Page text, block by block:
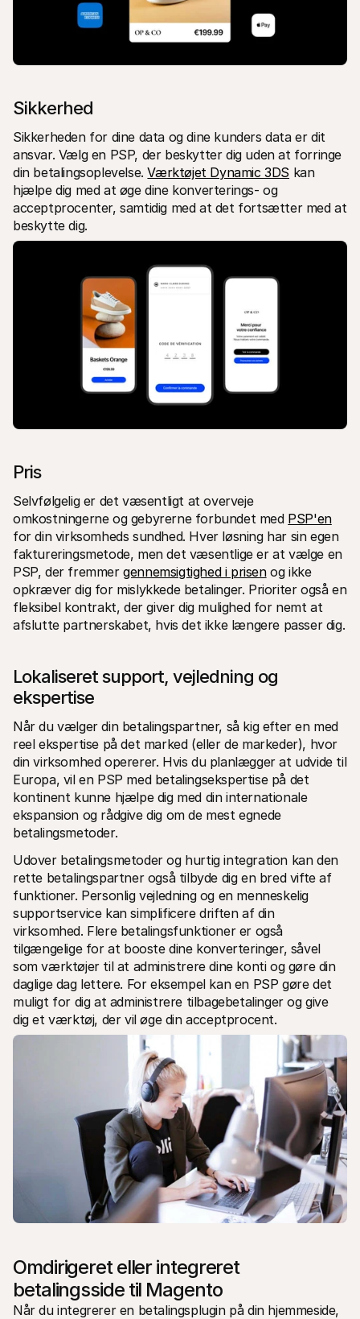
Sikkerhed
Sikkerheden for dine data og dine kunders data er dit
ansvar. Vælg en PSP, der beskytter dig uden at forringe
din betalingsoplevelse. Værktøjet Dynamic 3DS kan
hjælpe dig med at øge dine konverterings- og
acceptprocenter, samtidig med at det fortsætter med at
beskytte dig.
Pris
Selvfølgelig er det væsentligt at overveje
omkostningerne og gebyrerne forbundet med PSP'en
for din virksomheds sundhed. Hver løsning har sin egen
faktureringsmetode, men det væsentlige er at vælge en
PSP, der fremmer gennemsigtighed i prisen og ikke
opkræver dig for mislykkede betalinger. Prioriter også en
fleksibel kontrakt, der giver dig mulighed for nemt at
afslutte partnerskabet, hvis det ikke længere passer dig.
Lokaliseret support, vejledning og
ekspertise
Når du vælger din betalingspartner, så kig efter en med
reel ekspertise på det marked (eller de markeder), hvor
din virksomhed opererer. Hvis du planlægger at udvide til
Europa, vil en PSP med betalingsekspertise på det
kontinent kunne hjælpe dig med din internationale
ekspansion og rådgive dig om de mest egnede
betalingsmetoder.
Udover betalingsmetoder og hurtig integration kan den
rette betalingspartner også tilbyde dig en bred vifte af
funktioner. Personlig vejledning og en menneskelig
supportservice kan simplificere driften af din
virksomhed. Flere betalingsfunktioner er også
tilgængelige for at booste dine konverteringer, såvel
som værktøjer til at administrere dine konti og gøre din
daglige dag lettere. For eksempel kan en PSP gøre det
muligt for dig at administrere tilbagebetalinger og give
dig et værktøj, der vil øge din acceptprocent.
Omdirigeret eller integreret
betalingsside til Magento
Når du integrerer en betalingsplugin på din hjemmeside,